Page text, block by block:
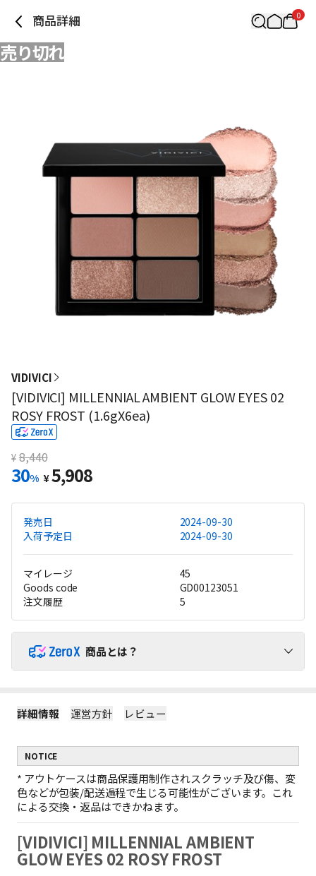
商品詳細 0
売り切れ
VIDIVICI
[VIDIVICI] MILLENNIAL AMBIENT GLOW EYES 02
ROSY FROST (1.6gX6ea)
¥ 8,440
30% ¥ 5,908
発売日
2024-09-30
入荷予定日
2024-09-30
マイレージ
45
Goods code
GD00123051
注文履歴
5
商品とは？
ZeroX商品と他の商品を一緒にご購入いただくと、送料は他の商
品にのみかかります。
（ZeroX商品には送料がかかりません。）
2 ZeroX商品だけを購入する場合、最小送料が適用されます。
ZeroX商品だけをご購入いただくと、最も軽い商品1点を基準に最
小送料のみがかかります。
例：ZeroX 1個の送料 = ZeroX 10個の送料
3ZeroX商品だけで10,000円以上お買い上げの場合、送料無料と
なります。
1回の注文でZeroX商品だけを10,000円以上購入すると、送料は完
詳細情報 運営方針 レビュー
NOTICE
* アウトケースは商品保護用制作されスクラッチ及び傷、変
色などが包装/配送過程で生じる可能性がございます。これ
による交換・返品はできかねます。
[VIDIVICI] MILLENNIAL AMBIENT
GLOW EYES 02 ROSY FROST